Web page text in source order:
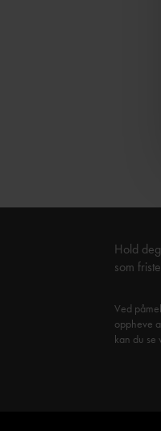
Hold
som
Ved
oppheve
kan du se